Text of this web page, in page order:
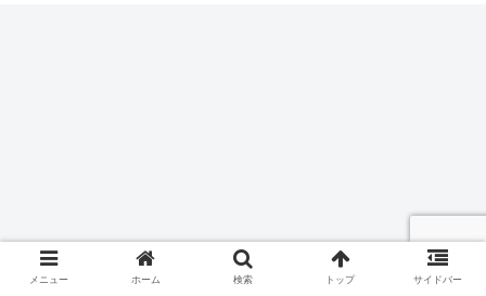
メニュー ホーム 検索 トップ サイドバー